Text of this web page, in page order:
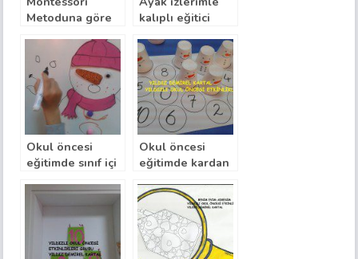
Metoduna göre
eğitici sınıf içi
zaman kavramı
etkinlikler
kalıplı eğitici
Okul öncesi
eğitimde sınıf içi
aşamalı kardan
adam yapımı
Okul öncesi
eğitimde kardan
ve kartopu ile
rakam etkinliği